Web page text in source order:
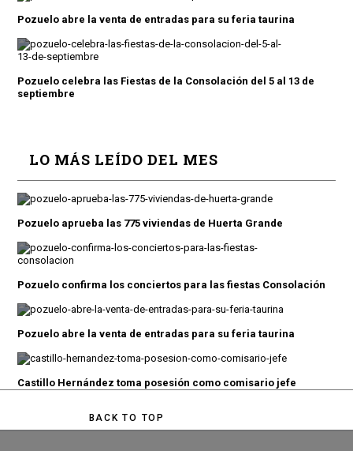
Pozuelo abre la venta de entradas para su feria taurina
Pozuelo celebra las Fiestas de la Consolación del 5 al 13 de
septiembre
LO MÁS LEÍDO DEL MES
Pozuelo aprueba las 775 viviendas de Huerta Grande
Pozuelo confirma los conciertos para las fiestas Consolación
Pozuelo abre la venta de entradas para su feria taurina
Castillo Hernández toma posesión como comisario jefe
BACK TO TOP